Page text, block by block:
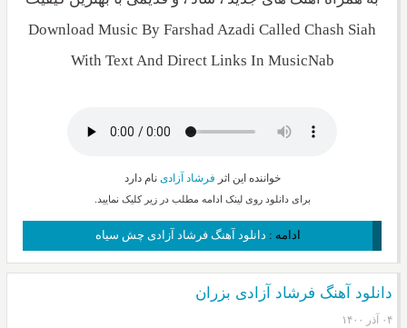
Download Music By Farshad Azadi Called Chash Siah
With Text And Direct Links In MusicNab
خواننده این اثر فرشاد آزادی نام دارد
برای دانلود روی لینک ادامه مطلب در زیر کلیک نمایید.
ادامه : دانلود آهنگ فرشاد آزادی چش سیاه
دانلود آهنگ فرشاد آزادی بزران
۰۴ آذر ۱۴۰۰